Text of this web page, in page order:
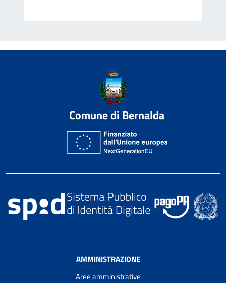
Comune di Bernalda
AMMINISTRAZIONE
Aree amministrative